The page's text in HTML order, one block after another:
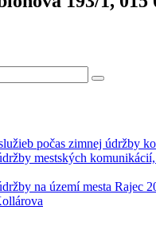
počas zimnej údržby
mestských
na území mesta Rajec